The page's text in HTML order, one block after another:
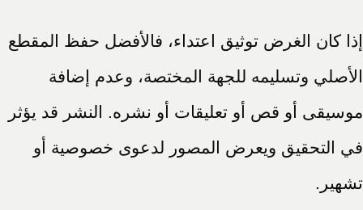
إذا كان الغرض توثيق اعتداء، فالأفضل حفظ المقطع
الأصلي وتسليمه للجهة المختصة، وعدم إضافة
موسيقى أو قص أو تعليقات أو نشره. النشر قد يؤثر
في التحقيق ويعرض المصور لدعوى خصوصية أو
تشهير.